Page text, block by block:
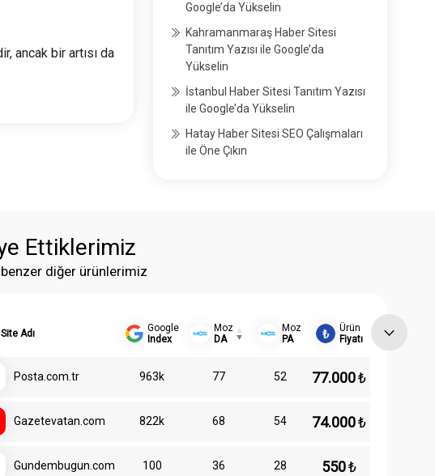
ancak bir artısı da
Google’da Yükselin
Kahramanmaraş Haber Sitesi
Tanıtım Yazısı ile Google’da
Yükselin
İstanbul Haber Sitesi Tanıtım Yazısı
ile Google’da Yükselin
Hatay Haber Sitesi SEO Çalışmaları
ile Öne Çıkın
Ettiklerimiz
diğer ürünlerimiz
Site Adı
Google
Index
Moz
DA
Moz
PA
Ürün
Fiyatı
Posta.com.tr 963k 77 52 77.000₺
Gazetevatan.com 822k 68 54 74.000₺
Gundembugun.com 100 36 28 550₺